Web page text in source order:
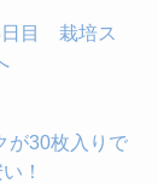
日目 栽培ス
が30枚入りで
！